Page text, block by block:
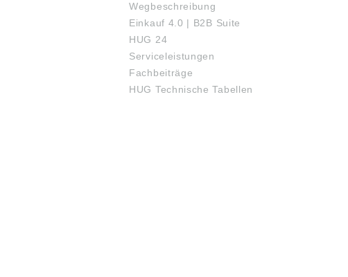
Wegbeschreibung
Einkauf 4.0 | B2B Suite
HUG 24
Serviceleistungen
Fachbeiträge
HUG Technische Tabellen